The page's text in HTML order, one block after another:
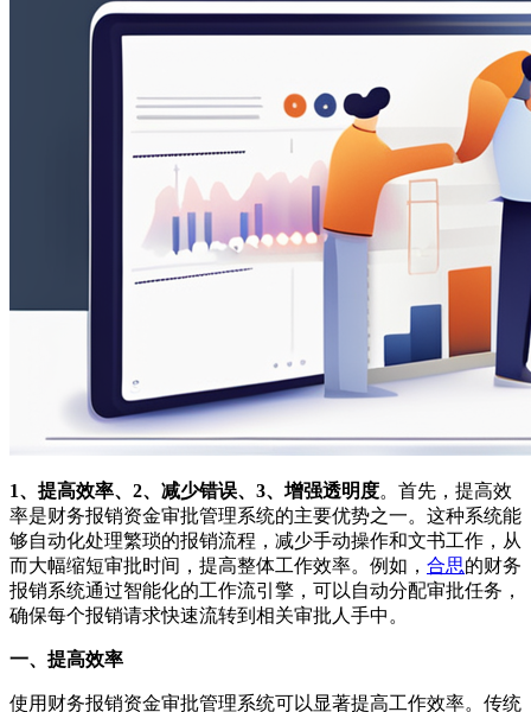
1、提高效率、2、减少错误、3、增强透明度。首先，提高效
率是财务报销资金审批管理系统的主要优势之一。这种系统能
够自动化处理繁琐的报销流程，减少手动操作和文书工作，从
而大幅缩短审批时间，提高整体工作效率。例如， 合思的财务
报销系统通过智能化的工作流引擎，可以自动分配审批任务，
确保每个报销请求快速流转到相关审批人手中。
一、提高效率
使用财务报销资金审批管理系统可以显著提高工作效率。传统